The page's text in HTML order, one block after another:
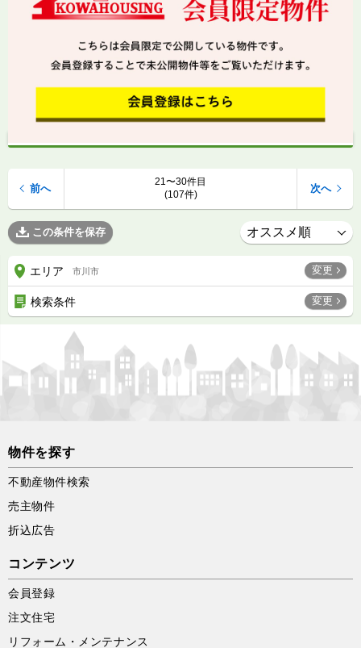
21〜30件目
(107件)
前へ 次へ
この条件を保存
エリア 市川市 変更
検索条件 変更
物件を探す
不動産物件検索
売主物件
折込広告
コンテンツ
会員登録
注文住宅
リフォーム・メンテナンス